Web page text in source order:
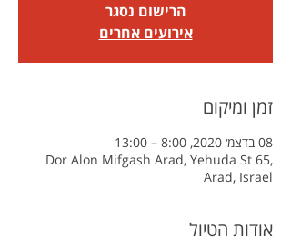
הרישום נסגר
אירועים אחרים
זמן ומיקום
08 בדצמ׳ 2020, 8:00 – 13:00
Dor Alon Mifgash Arad, Yehuda St 65,
Arad, Israel
אודות הטיול